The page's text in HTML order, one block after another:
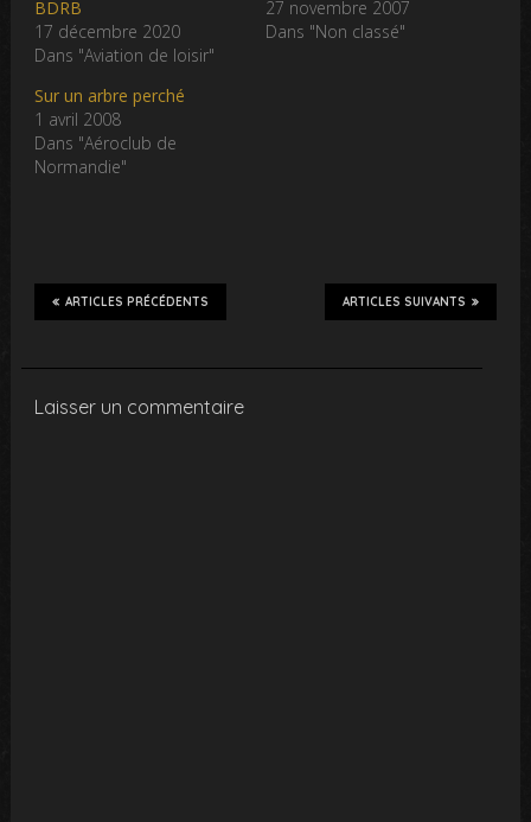
BDRB
17 décembre 2020
Dans "Aviation de loisir"
27 novembre 2007
Dans "Non classé"
Sur un arbre perché
1 avril 2008
Dans "Aéroclub de
Normandie"
ARTICLES SUIVANTS
ARTICLES PRÉCÉDENTS
Laisser un commentaire